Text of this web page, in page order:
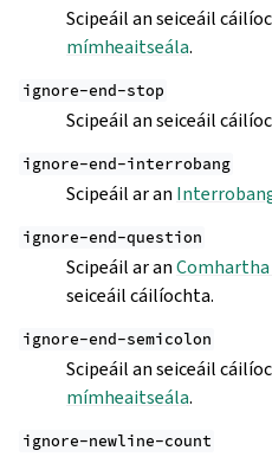
Scipeáil an seiceáil
mímheaitseála.
ignore-end-stop
Scipeáil an seiceáil
ignore-end-interrobang
Scipeáil ar an
ignore-end-question
Scipeáil ar an
seiceáil cáilíochta.
ignore-end-semicolon
Scipeáil an seiceáil
mímheaitseála.
ignore-newline-count